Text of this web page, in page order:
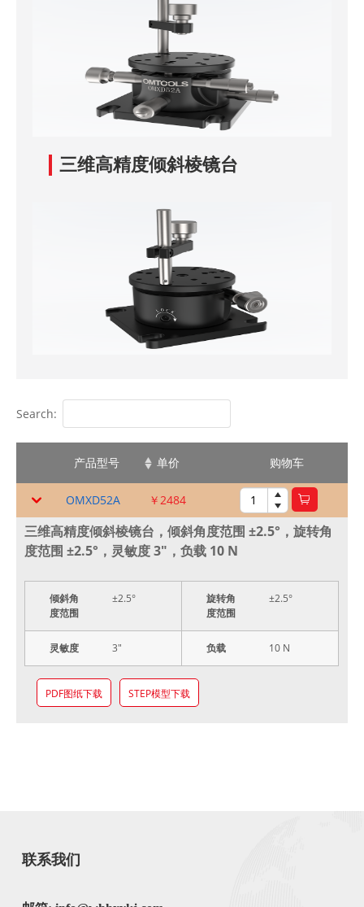
三维高精度倾斜棱镜台
Search:
产品型号 单价 购物车
OMXD52A ￥2484
三维高精度倾斜棱镜台，倾斜角度范围 ±2.5°，旋转角
度范围 ±2.5°，灵敏度 3"，负载 10 N
倾斜角
度范围
±2.5°
旋转角
度范围
±2.5°
灵敏度 3" 负载 10 N
PDF图纸下载 STEP模型下载
联系我们